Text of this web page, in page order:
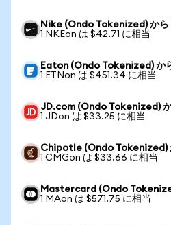
Nike (Ondo Tokenized) から
1 NKEon は $42.71 に相当
Eaton (Ondo Tokenized) か
1 ETNon は $451.34 に相当
JD.com (Ondo Tokenized)
1 JDon は $33.25 に相当
Chipotle (Ondo Tokenized)
1 CMGon は $33.66 に相当
Mastercard (Ondo
1 MAon は $571.75 に相当